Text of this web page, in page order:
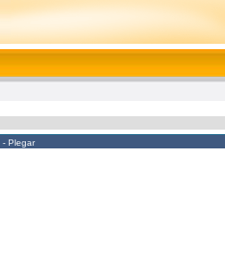
- Plegar